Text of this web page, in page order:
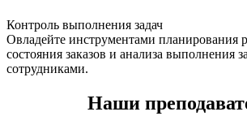
Контроль выполнения задач
Овладейте инструментами планирования
состояния заказов и анализа выполнения
сотрудниками.
Наши